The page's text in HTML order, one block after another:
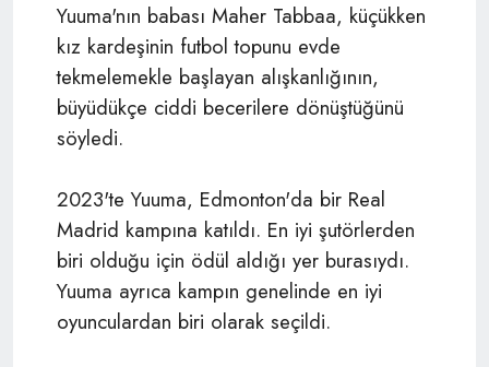
Yuuma'nın babası Maher Tabbaa, küçükken
kız kardeşinin futbol topunu evde
tekmelemekle başlayan alışkanlığının,
büyüdükçe ciddi becerilere dönüştüğünü
söyledi.
2023'te Yuuma, Edmonton'da bir Real
Madrid kampına katıldı. En iyi şutörlerden
biri olduğu için ödül aldığı yer burasıydı.
Yuuma ayrıca kampın genelinde en iyi
oyunculardan biri olarak seçildi.